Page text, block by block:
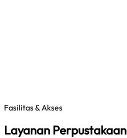
Fasilitas & Akses
Layanan Perpustakaan